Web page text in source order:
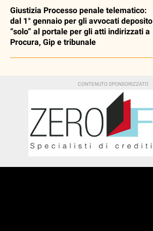
Giustizia Processo penale telematico:
dal 1° gennaio per gli avvocati deposito
“solo” al portale per gli atti indirizzati a
Procura, Gip e tribunale